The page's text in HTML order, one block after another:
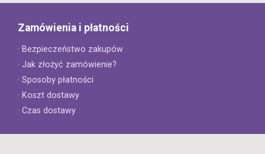
Zamówienia i płatności
· Bezpieczeństwo zakupów
· Jak złożyć zamówienie?
· Sposoby płatności
· Koszt dostawy
· Czas dostawy